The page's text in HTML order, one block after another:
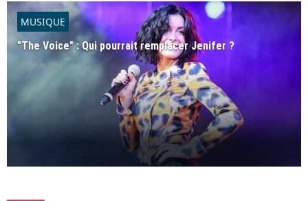
MUSIQUE
"The Voice" : Qui pourrait remplacer Jenifer ?
19 février 2014